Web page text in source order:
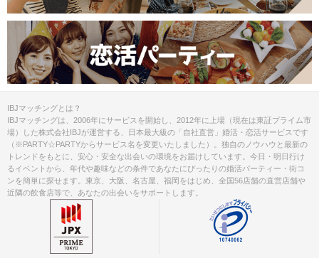
IBJマッチングとは？
IBJマッチングは、2006年にサービスを開始し、2012年に上場（現在は東証プライム市
場）した株式会社IBJが運営する、日本最大級の「自社直営」婚活・恋活サービスです
（※PARTY☆PARTYからサービス名を変更いたしました）。独自のノウハウと最新の
トレンドをもとに、安心・安全な出会いの環境をお届けしています。今日・明日行け
るイベントから、年代や趣味などの条件であなたにぴったりの婚活パーティー・街コ
ンを簡単に探せます。東京、大阪、名古屋、福岡をはじめ、全国56店舗の直営店舗や
近隣の飲食店等で、あなたの出会いをサポートします。